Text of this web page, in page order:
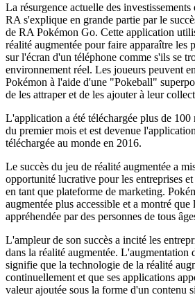
La résurgence actuelle des
RA s'explique en grande partie par le
de RA Pokémon Go. Cette application
réalité augmentée pour faire apparaître les
sur l'écran d'un téléphone comme s'ils se
environnement réel. Les joueurs peuvent
Pokémon à l'aide d'une "Pokeball"
de les attraper et de les ajouter à leur
L'application a été téléchargée plus de
du premier mois et est devenue
téléchargée au monde en 2016.
Le succès du jeu de réalité augmentée a
opportunité lucrative pour les entreprises
en tant que plateforme de marketing.
augmentée plus accessible et a montré
appréhendée par des personnes de tous
L'ampleur de son succès a incité les
dans la réalité augmentée. L'augmentation
signifie que la technologie de la réalité
continuellement et que ses applications
valeur ajoutée sous la forme d'un contenu